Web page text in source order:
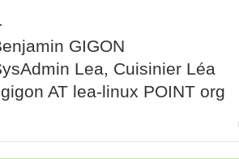
GIGON
Lea, Cuisinier Léa
AT lea-linux POINT org